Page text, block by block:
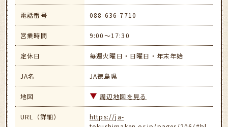
電話番号 088-636-7710
営業時間 9:00～17:30
定休日 毎週火曜日・日曜日・年末年始
JA名 JA徳島県
地図 周辺地図を見る
URL（詳細）
https://ja-